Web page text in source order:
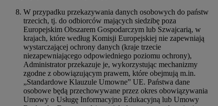
W przypadku przekazywania danych osobowych do państw
trzecich, tj. do odbiorców mających siedzibę poza
Europejskim Obszarem Gospodarczym lub Szwajcarią, w
krajach, które według Komisji Europejskiej nie zapewniają
wystarczającej ochrony danych (kraje trzecie
niezapewniającego odpowiedniego poziomu ochrony),
Administrator przekazuje je, wykorzystując mechanizmy
zgodne z obowiązującym prawem, które obejmują m.in.
„Standardowe Klauzule Umowne” UE. Państwa dane
osobowe będą przechowywane przez okres obowiązywania
Umowy o Usługę Informacyjno Edukacyjną lub Umowy